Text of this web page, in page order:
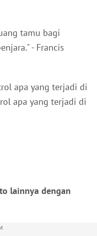
tamu bagi
- Francis
apa yang terjadi di
apa yang terjadi di
lainnya dengan